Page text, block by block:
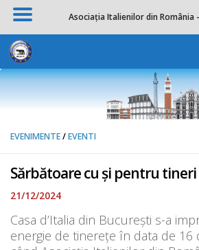
Skip to content
EVENIMENTE/EVENTI
Sărbătoare cu şi pentru tineri
21/12/2024
Casa d’Italia din Bucureşti s-a
energie de tinereţe în data de 16
Asociația Italienilor din România